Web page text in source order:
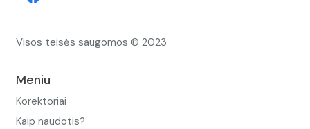
Visos teisės saugomos © 2023
Meniu
Korektoriai
Kaip naudotis?